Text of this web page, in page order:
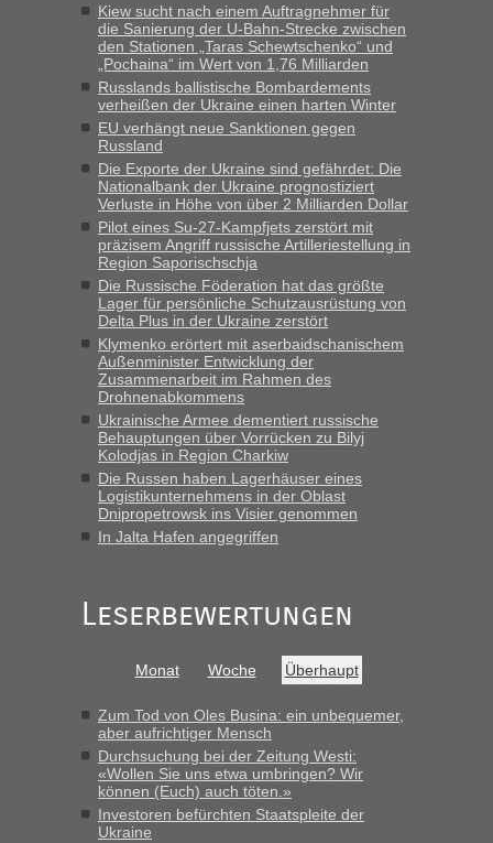
Milliarden aufgedeckt
„Kein Zoll. Du musst an sich nur sagen dass das privat ist
und du nicht damit handeln willst. So lange das nicht
Originalverpackt ist und ersichlich das nicht neu sollte es
keine Probleme geben“
Recht, Visa und Dokumente • Deklaration
gebrauchter Kleidung beim Zoll
„Hallo Leute, ich weiß nicht, ob ich hier richtig bin mit meiner
Anfrage. Ich möchte 4 Umzugskartons mit gebrauchter
Straßen Kleidung bei der Einreise in die Ukraine
mitnehmen. Es ist gebrauchte Kleidung...“
Berichte und Reisetipps • Re: An welchem
Grenzübergang zwischen Polen und der Ukraine geht es am
schnellsten?
„Wir sind mit unserem Wohnmobil, wie geplant am Montag
15.6. in Krakovets rüber. Sehr zeitig los gegen 5 Uhr in der
Früh. Mit sehr sehr wenig Verkehr, super bis zur Grenze. Nur
8 PKW vor der Schranke....“
Berichte und Reisetipps • Re: An welchem
Grenzübergang zwischen Polen und der Ukraine geht es am
schnellsten?
schnell da auch Passagiere mit EU-Pass dabei waren“
Berichte und Reisetipps • Re: An welchem
Grenzübergang zwischen Polen und der Ukraine geht es am
„Bin am Montag 15.6.26 um 8 Uhr in Urgyniw ausgereist,
das erste Mal an einem Montagmorgen ca. 15 Fahrzeuge
vor mir, bin sonst der Erste oder Zweite, egal, nach ca 20
Minuten wurde dann die nächste Welle...“
Berichte und Reisetipps • Re: An welchem
Kiew sucht nach einem Auftragnehmer für
die Sanierung der U-Bahn-Strecke zwischen
den Stationen „Taras Schewtschenko“ und
„Pochaina“ im Wert von 1,76 Milliarden
Russlands ballistische Bombardements
verheißen der Ukraine einen harten Winter
EU verhängt neue Sanktionen gegen
Russland
Die Exporte der Ukraine sind gefährdet: Die
Nationalbank der Ukraine prognostiziert
Verluste in Höhe von über 2 Milliarden Dollar
Pilot eines Su-27-Kampfjets zerstört mit
präzisem Angriff russische Artilleriestellung in
Region Saporischschja
Die Russische Föderation hat das größte
Lager für persönliche Schutzausrüstung von
Delta Plus in der Ukraine zerstört
Klymenko erörtert mit aserbaidschanischem
Außenminister Entwicklung der
Zusammenarbeit im Rahmen des
Drohnenabkommens
Ukrainische Armee dementiert russische
Behauptungen über Vorrücken zu Bilyj
Kolodjas in Region Charkiw
Die Russen haben Lagerhäuser eines
Logistikunternehmens in der Oblast
Dnipropetrowsk ins Visier genommen
In Jalta Hafen angegriffen
Leserbewertungen
Monat Woche Überhaupt
Zum Tod von Oles Busina: ein unbequemer,
aber aufrichtiger Mensch
Durchsuchung bei der Zeitung Westi:
«Wollen Sie uns etwa umbringen? Wir
können (Euch) auch töten.»
Investoren befürchten Staatspleite der
Ukraine